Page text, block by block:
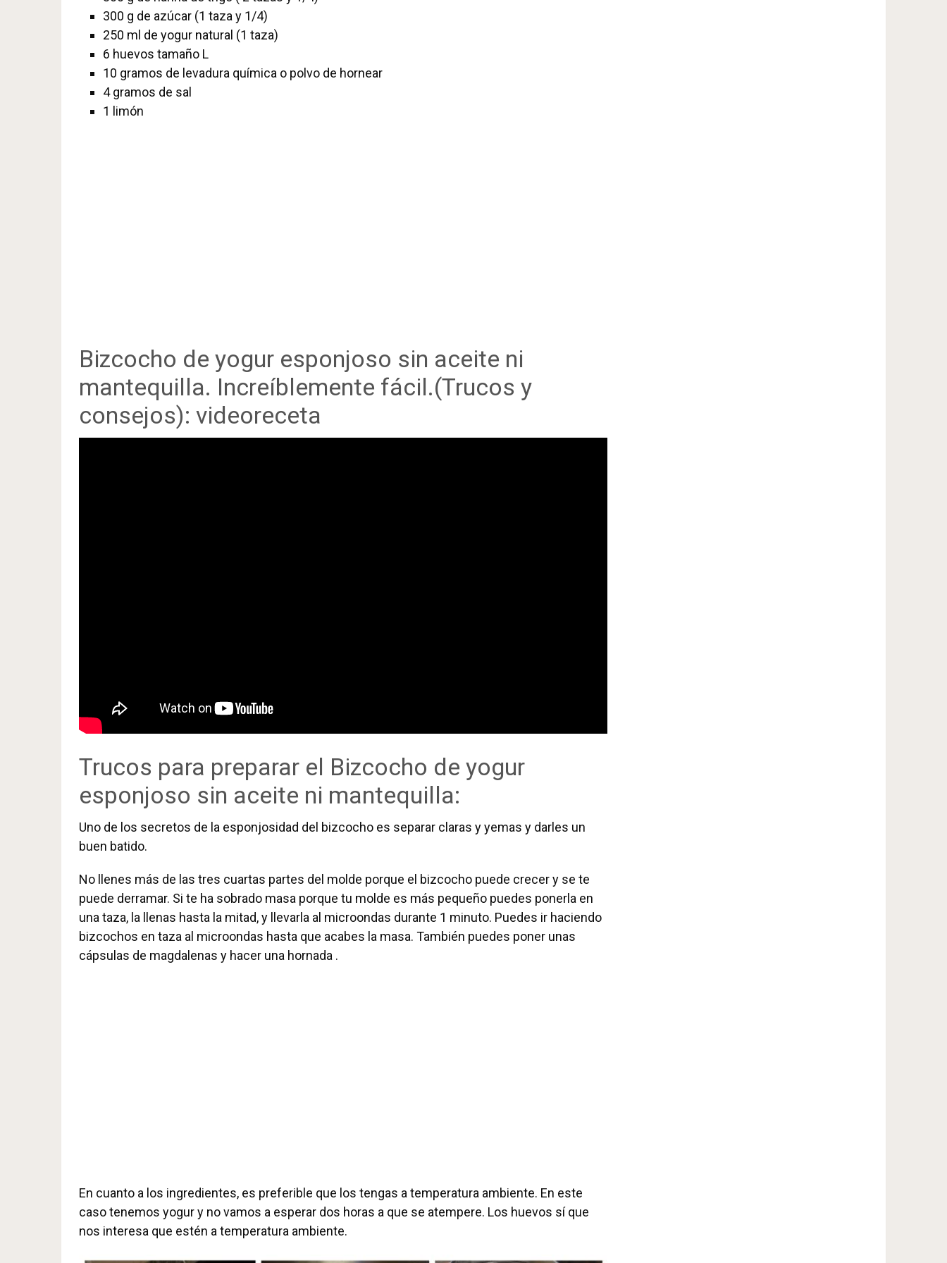
300 g de azúcar (1 taza y 1/4)
250 ml de yogur natural (1 taza)
6 huevos tamaño L
10 gramos de levadura química o polvo de hornear
4 gramos de sal
1 limón
Bizcocho de yogur esponjoso sin aceite ni
mantequilla. Increíblemente fácil.(Trucos y
consejos): videoreceta
Trucos para preparar el Bizcocho de yogur
esponjoso sin aceite ni mantequilla:
Uno de los secretos de la esponjosidad del bizcocho es separar claras y yemas y darles un
buen batido.
No llenes más de las tres cuartas partes del molde porque el bizcocho puede crecer y se te
puede derramar. Si te ha sobrado masa porque tu molde es más pequeño puedes ponerla en
una taza, la llenas hasta la mitad, y llevarla al microondas durante 1 minuto. Puedes ir haciendo
bizcochos en taza al microondas hasta que acabes la masa. También puedes poner unas
cápsulas de magdalenas y hacer una hornada .
En cuanto a los ingredientes, es preferible que los tengas a temperatura ambiente. En este
caso tenemos yogur y no vamos a esperar dos horas a que se atempere. Los huevos sí que
nos interesa que estén a temperatura ambiente.